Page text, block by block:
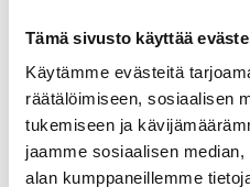
Tämä sivusto käyttää
Käytämme evästeitä
räätälöimiseen, sosiaalisen
tukemiseen ja
jaamme sosiaalisen
alan kumppaneillemme
Frenckell sijaitsee
metrin päässä
Katsomossa on 230
teatteriesitysten lisäksi